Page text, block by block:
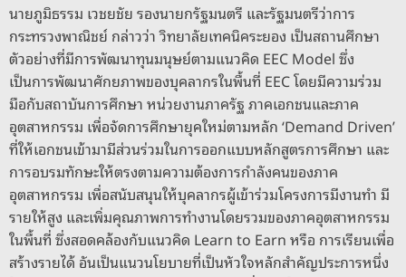
นายภูมิธรรม เวชยชัย รองนายกรัฐมนตรี และรัฐมนตรีว่าการ
กระทรวงพาณิชย์ กล่าวว่า วิทยาลัยเทคนิคระยอง เป็นสถานศึกษา
ตัวอย่างที่มีการพัฒนาทุนมนุษย์ตามแนวคิด EEC Model ซึ่ง
เป็นการพัฒนาศักยภาพของบุคลากรในพื้นที่ EEC โดยมีความร่วม
มือกับสถาบันการศึกษา หน่วยงานภาครัฐ ภาคเอกชนและภาค
อุตสาหกรรม เพื่อจัดการศึกษายุคใหม่ตามหลัก ‘Demand Driven’
ที่ให้เอกชนเข้ามามีส่วนร่วมในการออกแบบหลักสูตรการศึกษา และ
การอบรมทักษะให้ตรงตามความต้องการกำลังคนของภาค
อุตสาหกรรม เพื่อสนับสนุนให้บุคลากรผู้เข้าร่วมโครงการมีงานทำ มี
รายให้สูง และเพิ่มคุณภาพการทำงานโดยรวมของภาคอุตสาหกรรม
ในพื้นที่ ซึ่งสอดคล้องกับแนวคิด Learn to Earn หรือ การเรียนเพื่อ
สร้างรายได้ อันเป็นแนวนโยบายที่เป็นหัวใจหลักสำคัญประการหนึ่ง